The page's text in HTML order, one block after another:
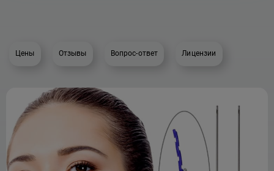
Цены Отзывы Вопрос-ответ Лицензии